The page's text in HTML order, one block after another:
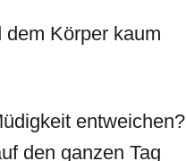
Körper kaum
entweichen?
den ganzen Tag